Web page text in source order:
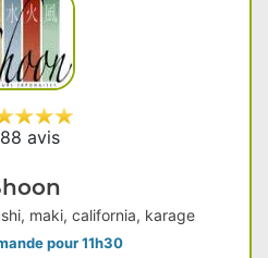
avis
maki, california, karage
pour 11h30